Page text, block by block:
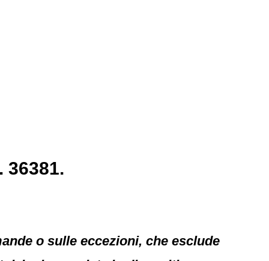
36381.
o sulle eccezioni, che esclude